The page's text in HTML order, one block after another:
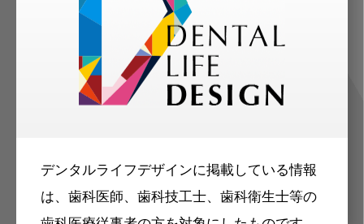
デンタルライフデザインに掲載している情報
は、歯科医師、歯科技工士、歯科衛生士等の
ご登録いただいた職種（歯科医師、歯
科衛生士、歯科技工士）に合わせた内
容のメールマガジンをお届けします。